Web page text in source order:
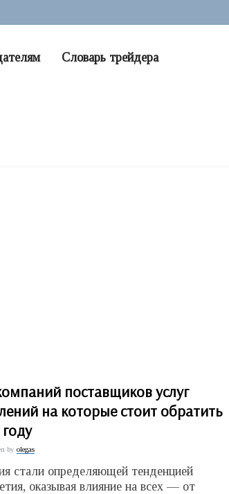
Словарь трейдера
поставщиков услуг
на которые стоит обратить
by olegas
стали определяющей тенденцией
оказывая влияние на всех — от